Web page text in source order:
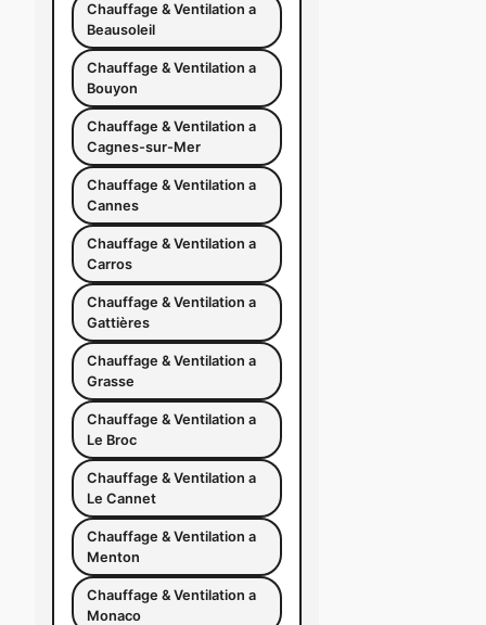
Chauffage & Ventilation a
Beausoleil
Chauffage & Ventilation a
Bouyon
Chauffage & Ventilation a
Cagnes-sur-Mer
Chauffage & Ventilation a
Cannes
Chauffage & Ventilation a
Carros
Chauffage & Ventilation a
Gattières
Chauffage & Ventilation a
Grasse
Chauffage & Ventilation a
Le Broc
Chauffage & Ventilation a
Le Cannet
Chauffage & Ventilation a
Menton
Chauffage & Ventilation a
Monaco